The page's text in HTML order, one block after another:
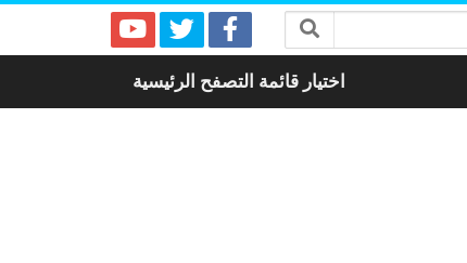
اختيار قائمة التصفح الرئيسية